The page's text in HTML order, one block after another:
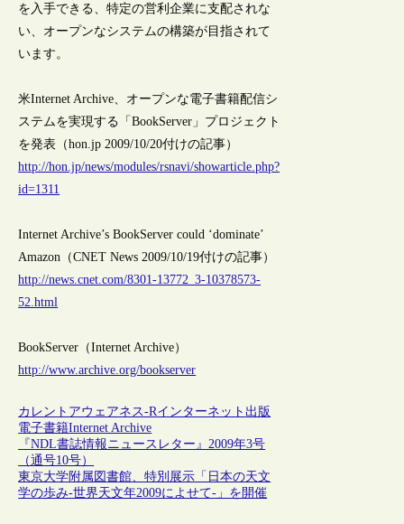
を入手できる、特定の営利企業に支配されな
い、オープンなシステムの構築が目指されて
います。
米Internet Archive、オープンな電子書籍配信シ
ステムを実現する「BookServer」プロジェクト
を発表（hon.jp 2009/10/20付けの記事）
http://hon.jp/news/modules/rsnavi/showarticle.php?
id=1311
Internet Archive’s BookServer could ‘dominate’
Amazon（CNET News 2009/10/19付けの記事）
http://news.cnet.com/8301-13772_3-10378573-
52.html
BookServer（Internet Archive）
http://www.archive.org/bookserver
カレントアウェアネス-Rインターネット出版
電子書籍Internet Archive
『NDL書誌情報ニュースレター』2009年3号
（通号10号）
東京大学附属図書館、特別展示「日本の天文
学の歩み-世界天文年2009によせて-」を開催